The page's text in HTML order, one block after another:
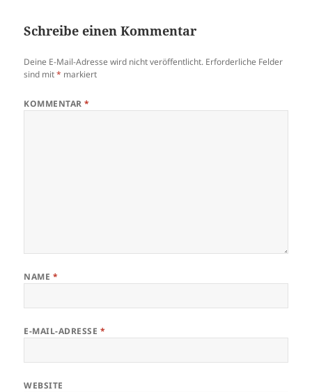
Schreibe einen Kommentar
Deine E-Mail-Adresse wird nicht veröffentlicht. Erforderliche Felder
sind mit* markiert
KOMMENTAR*
NAME *
E-MAIL-ADRESSE *
WEBSITE